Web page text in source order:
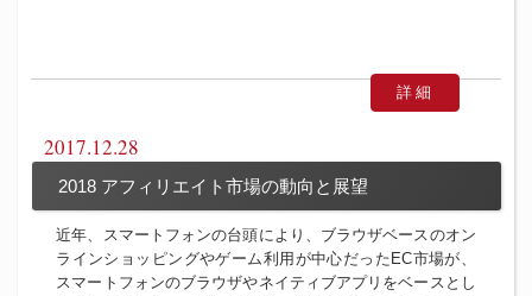
詳細
2017.12.28
2018 アフィリエイト市場の動向と展望
近年、スマートフォンの台頭により、ブラウザベースのオン
ラインショッピングやゲーム利用が中心だったEC市場が、
スマートフォンのブラウザやネイティブアプリをベースとし